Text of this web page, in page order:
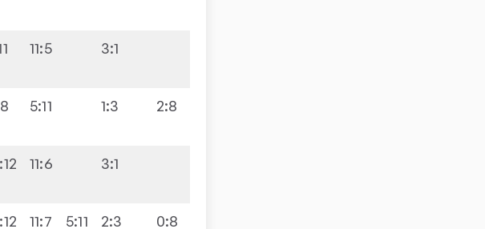
11:5 3:1
5:11 1:3 2:8
11:6 3:1
11:7 5:11 2:3 0:8